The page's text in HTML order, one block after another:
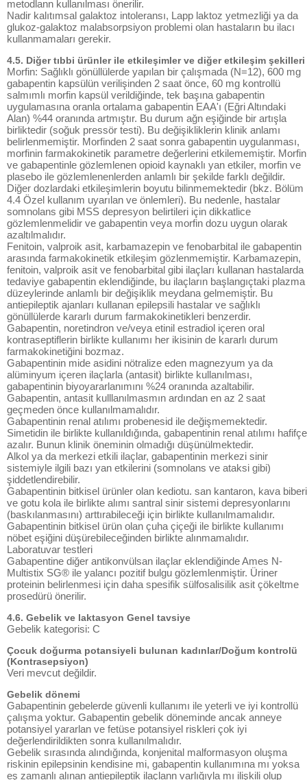
metodlann kullanılması önerilir.
Nadir kalıtımsal galaktoz intoleransı, Lapp laktoz yetmezliği ya da
glukoz-galaktoz malabsorpsiyon problemi olan hastaların bu ilacı
kullanmamaları gerekir.
4.5. Diğer tıbbi ürünler ile etkileşimler ve diğer etkileşim şekilleri
Morfin: Sağlıklı gönüllülerde yapılan bir çalışmada (N=12), 600 mg
gabapentin kapsülün verilişinden 2 saat önce, 60 mg kontrollü
salmımlı morfin kapsül verildiğinde, tek başına gabapentin
uygulamasına oranla ortalama gabapentin EAA'ı (Eğri Altındaki
Alan) %44 oranında artmıştır. Bu durum ağn eşiğinde bir artışla
birliktedir (soğuk pressör testi). Bu değişikliklerin klinik anlamı
belirlenmemiştir. Morfinden 2 saat sonra gabapentin uygulanması,
morfinin farmakokinetik parametre değerlerini etkilememiştir. Morfin
ve gabapentinle gözlemlenen opioid kaynaklı yan etkiler, morfin ve
plasebo ile gözlemlenenlerden anlamlı bir şekilde farklı değildir.
Diğer dozlardaki etkileşimlerin boyutu bilinmemektedir (bkz. Bölüm
4.4 Özel kullanım uyarılan ve önlemleri). Bu nedenle, hastalar
somnolans gibi MSS depresyon belirtileri için dikkatlice
gözlemlenmelidir ve gabapentin veya morfin dozu uygun olarak
azaltılmalıdır.
Fenitoin, valproik asit, karbamazepin ve fenobarbital ile gabapentin
arasında farmakokinetik etkileşim gözlenmemiştir. Karbamazepin,
fenitoin, valproik asit ve fenobarbital gibi ilaçları kullanan hastalarda
tedaviye gabapentin eklendiğinde, bu ilaçların başlangıçtaki plazma
düzeylerinde anlamlı bir değişiklik meydana gelmemiştir. Bu
antiepileptik ajanları kullanan epilepsili hastalar ve sağlıklı
gönüllülerde kararlı durum farmakokinetikleri benzerdir.
Gabapentin, noretindron ve/veya etinil estradiol içeren oral
kontraseptiflerin birlikte kullanımı her ikisinin de kararlı durum
farmakokinetiğini bozmaz.
Gabapentinin mide asidini nötralize eden magnezyum ya da
alüminyum içeren ilaçlarla (antasit) birlikte kullanılması,
gabapentinin biyoyararlanımını %24 oranında azaltabilir.
Gabapentin, antasit kulllanılmasmın ardından en az 2 saat
geçmeden önce kullanılmamalıdır.
Gabapentinin renal atılımı probenesid ile değişmemektedir.
Simetidin ile birlikte kullanıldığında, gabapentinin renal atılımı hafifçe
azalır. Bunun klinik öneminin olmadığı düşünülmektedir.
Alkol ya da merkezi etkili ilaçlar, gabapentinin merkezi sinir
sistemiyle ilgili bazı yan etkilerini (somnolans ve ataksi gibi)
şiddetlendirebilir.
Gabapentinin bitkisel ürünler olan kediotu. san kantaron, kava biberi
ve gotu kola ile birlikte alımı santral sinir sistemi depresyonlarını
(baskılanmasını) arttırabileceği için birlikte kullanılmamalıdır.
Gabapentinin bitkisel ürün olan çuha çiçeği ile birlikte kullanımı
nöbet eşiğini düşürebileceğinden birlikte alınmamalıdır.
Laboratuvar testleri
Gabapentine diğer antikonvülsan ilaçlar eklendiğinde Ames N-
Multistix SG® ile yalancı pozitif bulgu gözlemlenmiştir. Üriner
proteinin belirlenmesi için daha spesifik sülfosalisilik asit çökeltme
prosedürü önerilir.
4.6. Gebelik ve laktasyon Genel tavsiye
Gebelik kategorisi: C
Çocuk doğurma potansiyeli bulunan kadınlar/Doğum kontrolü
(Kontrasepsiyon)
Veri mevcut değildir.
Gebelik dönemi
Gabapentinin gebelerde güvenli kullanımı ile yeterli ve iyi kontrollü
çalışma yoktur. Gabapentin gebelik döneminde ancak anneye
potansiyel yararlan ve fetüse potansiyel riskleri çok iyi
değerlendirildikten sonra kullanılmalıdır.
Gebelik sırasında alındığında, konjenital malformasyon oluşma
riskinin epilepsinin kendisine mi, gabapentin kullanımına mı yoksa
eş zamanlı alınan antiepileptik ilaçlann varlığıyla mı ilişkili olup